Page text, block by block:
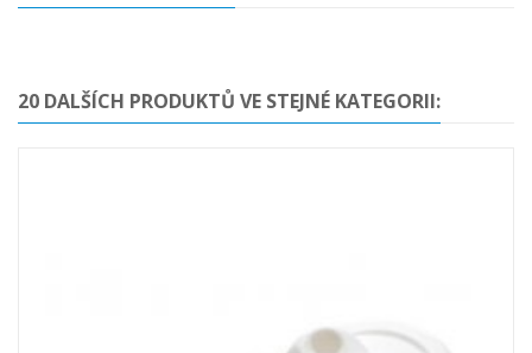
20 DALŠÍCH PRODUKTŮ VE STEJNÉ KATEGORII: